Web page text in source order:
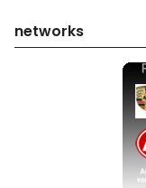
networks